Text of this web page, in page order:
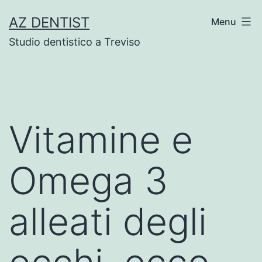
to
content
AZ DENTIST
Studio dentistico a Treviso
Menu
Vitamine e
Omega 3
alleati degli